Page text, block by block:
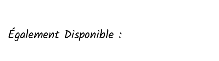
Également Disponible :